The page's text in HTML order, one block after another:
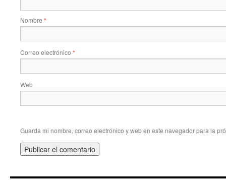
Nombre *
Correo electrónico *
Web
Guarda mi nombre, correo electrónico y web en este navegador para la